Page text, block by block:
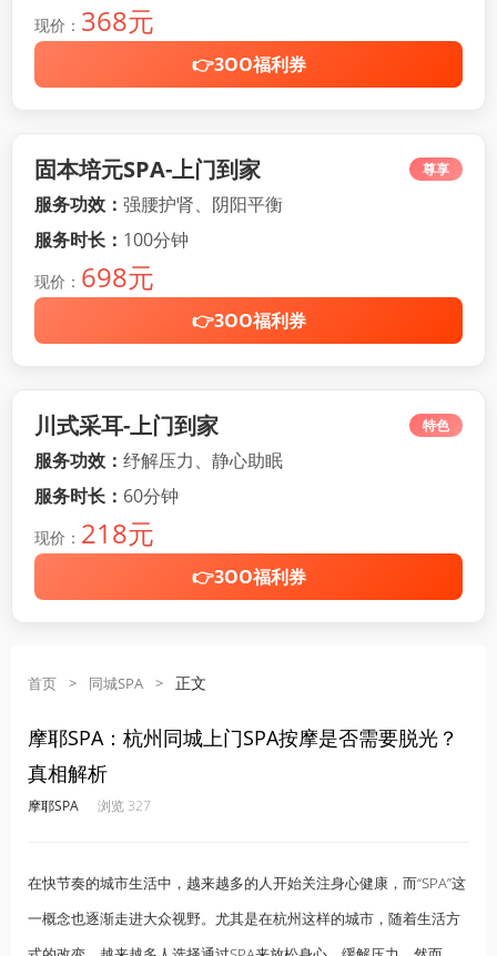
现价： 368元
👉3OO福利券
固本培元SPA-上门到家 尊享
服务功效： 强腰护肾、阴阳平衡
服务时长： 100分钟
现价： 698元
👉3OO福利券
川式采耳-上门到家 特色
服务功效： 纾解压力、静心助眠
服务时长： 60分钟
现价： 218元
👉3OO福利券
首页 > 同城SPA > 正文
摩耶SPA：杭州同城上门SPA按摩是否需要脱光？
真相解析
摩耶SPA 浏览 327
在快节奏的城市生活中，越来越多的人开始关注身心健康，而“SPA”这
一概念也逐渐走进大众视野。尤其是在杭州这样的城市，随着生活方